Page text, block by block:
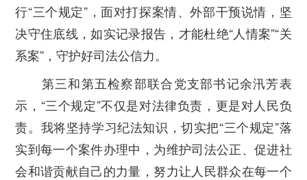
行“三个规定”，面对打探案情、外部干预说情，坚
决守住底线，如实记录报告，才能杜绝“人情案”“关
系案”，守护好司法公信力。
第三和第五检察部联合党支部书记余汛芳表
示，“三个规定”不仅是对法律负责，更是对人民负
责。我将坚持学习纪法知识，切实把“三个规定”落
实到每一个案件办理中，为维护司法公正、促进社
会和谐贡献自己的力量，努力让人民群众在每一个